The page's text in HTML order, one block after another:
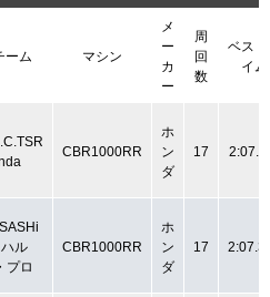
ーム マシン
メ
ー
カ
ー
周
回
数
ベス
イム
CBR1000RR
ホ
ン
ダ
17
ハル
プロ
CBR1000RR
ホ
ン
ダ
17